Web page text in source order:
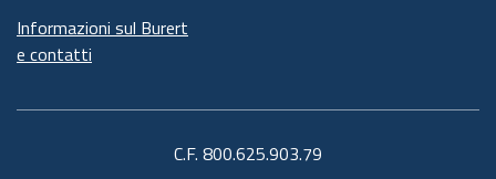
Informazioni sul Burert
e contatti
C.F. 800.625.903.79